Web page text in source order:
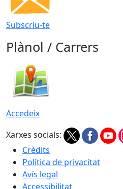
Subscriu-te
Plànol / Carrers
Accedeix
Xarxes socials:
Crèdits
Política de privacitat
Avís legal
Accessibilitat